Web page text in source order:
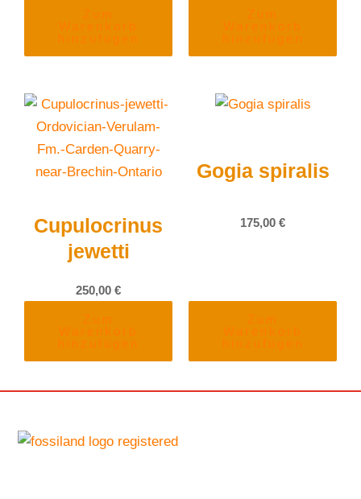
Cupulocrinus
jewetti
250,00 €
Gogia spiralis
175,00 €